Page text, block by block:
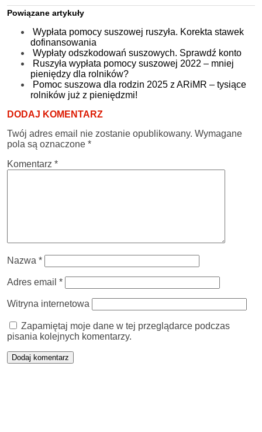
Powiązane artykuły
Wypłata pomocy suszowej ruszyła. Korekta stawek
dofinansowania
Wypłaty odszkodowań suszowych. Sprawdź konto
Ruszyła wypłata pomocy suszowej 2022 – mniej
pieniędzy dla rolników?
Pomoc suszowa dla rodzin 2025 z ARiMR – tysiące
rolników już z pieniędzmi!
DODAJ KOMENTARZ
Twój adres email nie zostanie opublikowany. Wymagane
pola są oznaczone *
Komentarz *
Nazwa *
Adres email *
Witryna internetowa
Zapamiętaj moje dane w tej przeglądarce podczas
pisania kolejnych komentarzy.